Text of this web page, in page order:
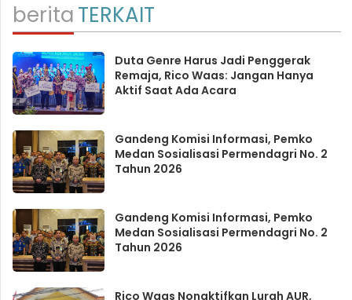
beritaTERKAIT
Duta Genre Harus Jadi Penggerak
Remaja, Rico Waas: Jangan Hanya
Aktif Saat Ada Acara
Gandeng Komisi Informasi, Pemko
Medan Sosialisasi Permendagri No. 2
Tahun 2026
Gandeng Komisi Informasi, Pemko
Medan Sosialisasi Permendagri No. 2
Tahun 2026
Rico Waas Nonaktifkan Lurah AUR,